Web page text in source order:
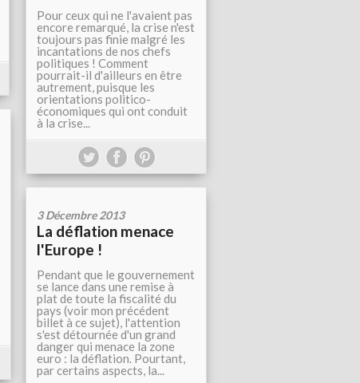
Pour ceux qui ne l'avaient pas
encore remarqué, la crise n'est
toujours pas finie malgré les
incantations de nos chefs
politiques ! Comment
pourrait-il d'ailleurs en être
autrement, puisque les
orientations politico-
économiques qui ont conduit
à la crise...
3 Décembre 2013
La déflation menace
l'Europe !
Pendant que le gouvernement
se lance dans une remise à
plat de toute la fiscalité du
pays (voir mon précédent
billet à ce sujet), l'attention
s'est détournée d'un grand
danger qui menace la zone
euro : la déflation. Pourtant,
par certains aspects, la...